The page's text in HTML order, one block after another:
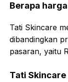
Berapa
Tati Skincare
dibandingkan
pasaran, yaitu
Tati